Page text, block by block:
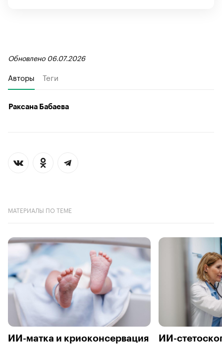
Обновлено 06.07.2026
Авторы Теги
Раксана Бабаева
МАТЕРИАЛЫ ПО ТЕМЕ
ИИ-матка и криоконсервация
ИИ-